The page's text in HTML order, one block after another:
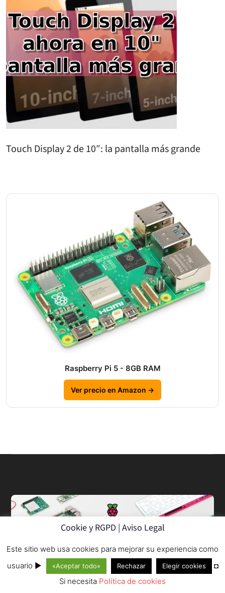
Touch Display 2 de 10″: la pantalla más grande
Raspberry Pi 5 - 8GB RAM
Ver precio en Amazon →
© 2013–2026
Cookie y RGPD | Aviso Legal
Este sitio web usa cookies para mejorar su experiencia como
usuario ►
«Aceptar todo» Rechazar Elegir cookies
◘
Si necesita Política de cookies